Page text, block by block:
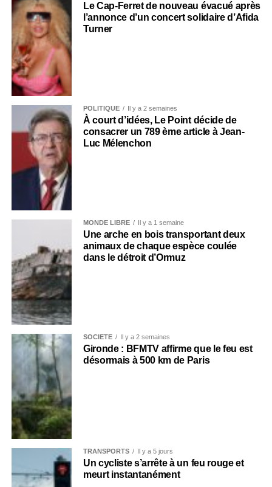
Le Cap-Ferret de nouveau évacué après
l’annonce d’un concert solidaire d’Afida
Turner
POLITIQUE Il y a 2 semaines
À court d’idées, Le Point décide de
consacrer un 789 ème article à Jean-
Luc Mélenchon
MONDE LIBRE Il y a 1 semaine
Une arche en bois transportant deux
animaux de chaque espèce coulée
dans le détroit d’Ormuz
SOCIÉTÉ Il y a 2 semaines
Gironde : BFMTV affirme que le feu est
désormais à 500 km de Paris
TRANSPORTS Il y a 5 jours
Un cycliste s’arrête à un feu rouge et
meurt instantanément